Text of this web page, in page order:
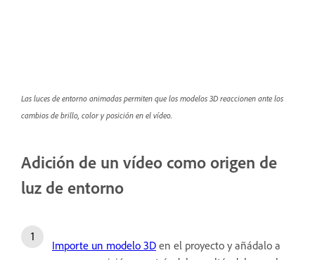
Las luces de entorno animadas permiten que los modelos 3D reaccionen ante los
cambios de brillo, color y posición en el vídeo.
Adición de un vídeo como origen de
luz de entorno
Importe un modelo 3D en el proyecto y añádalo a